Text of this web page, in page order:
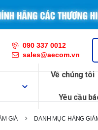
090 337 0012
sales@aecom.vn
Về chúng tôi
Yêu cầu
GIÁ DANH MỤC HÀNG